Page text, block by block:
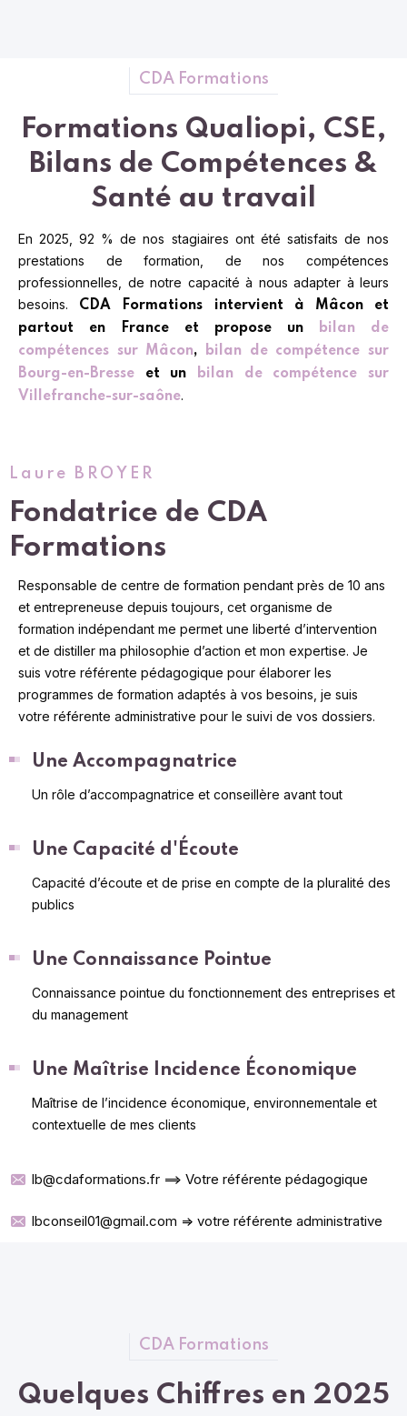
CDA Formations
Formations Qualiopi, CSE,
Bilans de Compétences &
Santé au travail
En 2025, 92 % de nos stagiaires ont été satisfaits de nos
prestations de formation, de nos compétences
professionnelles, de notre capacité à nous adapter à leurs
besoins. CDA Formations intervient à Mâcon et
partout en France et propose un bilan de
compétences sur Mâcon, bilan de compétence sur
Bourg-en-Bresse et un bilan de compétence sur
Villefranche-sur-saône.
Laure BROYER
Fondatrice de CDA
Formations
Responsable de centre de formation pendant près de 10 ans
et entrepreneuse depuis toujours, cet organisme de
formation indépendant me permet une liberté d’intervention
et de distiller ma philosophie d’action et mon expertise. Je
suis votre référente pédagogique pour élaborer les
programmes de formation adaptés à vos besoins, je suis
votre référente administrative pour le suivi de vos dossiers.
Une Accompagnatrice
Un rôle d’accompagnatrice et conseillère avant tout
Une Capacité d'Écoute
Capacité d’écoute et de prise en compte de la pluralité des
publics
Une Connaissance Pointue
Connaissance pointue du fonctionnement des entreprises et
du management
Une Maîtrise Incidence Économique
Maîtrise de l’incidence économique, environnementale et
contextuelle de mes clients
lb@cdaformations.fr ==> Votre référente pédagogique
lbconseil01@gmail.com => votre référente administrative
CDA Formations
Quelques Chiffres en 2025